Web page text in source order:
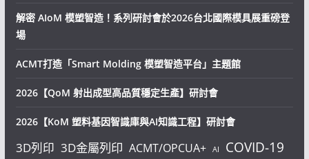
解密 AIoM 模塑智造！系列研討會於2026台北國際模具展重磅登
場
ACMT打造「Smart Molding 模塑智造平台」主題館
2026【QoM 射出成型高品質穩定生產】研討會
2026【KoM 塑料基因智識庫與AI知識工程】研討會
3D列印 3D金屬列印 ACMT/OPCUA+ AI COVID-19